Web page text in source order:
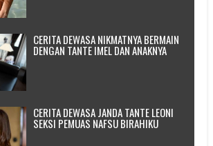
CERITA DEWASA NIKMATNYA BERMAIN
DENGAN TANTE IMEL DAN ANAKNYA
CERITA DEWASA JANDA TANTE LEONI
SEKSI PEMUAS NAFSU BIRAHIKU